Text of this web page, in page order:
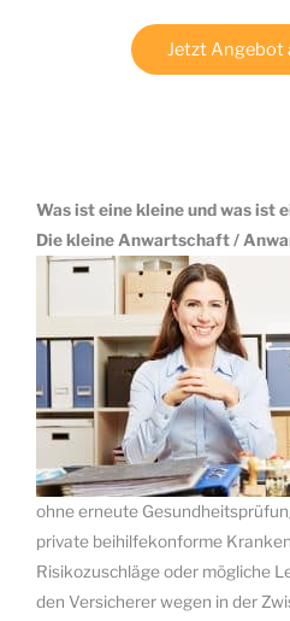
Jetzt Angebot
Was ist eine kleine und was ist
Die kleine Anwartschaft /
ohne erneute
private beihilfekonforme
Risikozuschläge oder mögliche
den Versicherer wegen in der